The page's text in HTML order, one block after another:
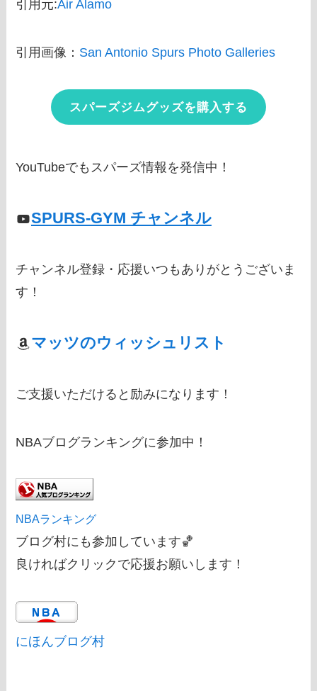
引用元:Air Alamo
引用画像： San Antonio Spurs Photo Galleries
スパーズジムグッズを購入する
YouTubeでもスパーズ情報を発信中！
SPURS-GYM チャンネル
チャンネル登録・応援いつもありがとうございま
す！
マッツのウィッシュリスト
ご支援いただけると励みになります！
NBAブログランキングに参加中！
NBAランキング
ブログ村にも参加しています🏀
良ければクリックで応援お願いします！
にほんブログ村